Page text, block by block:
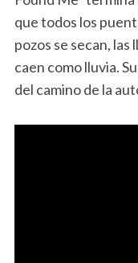
que todos los
pozos se secan, las
caen como lluvia.
del camino de la